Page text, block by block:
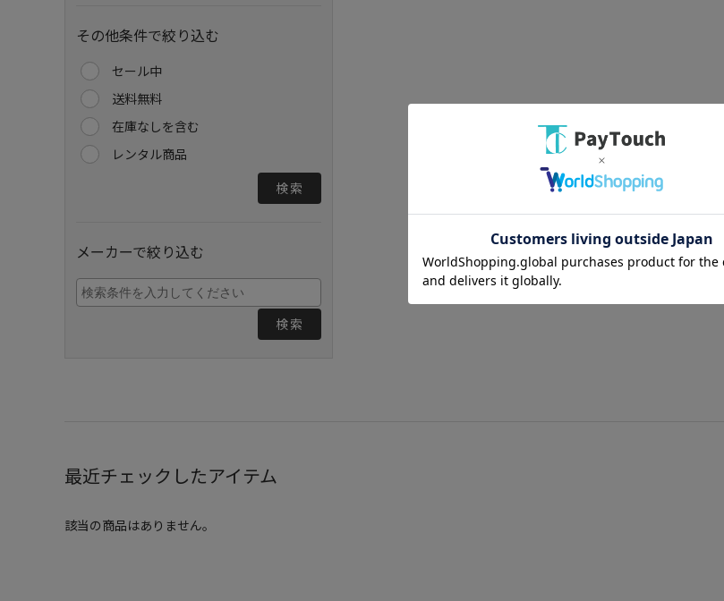
その他条件で絞り込む
セール中
送料無料
在庫なしを含む
レンタル商品
検索
メーカーで絞り込む
検索
最近チェックしたアイテム
該当の商品はありません。